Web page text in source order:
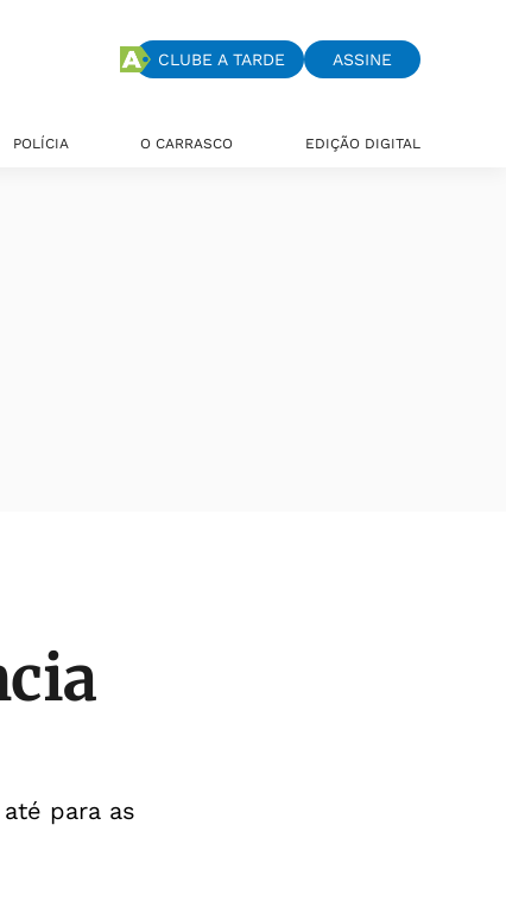
CLUBE A TARDE ASSINE
POLÍCIA O CARRASCO EDIÇÃO DIGITAL
para as